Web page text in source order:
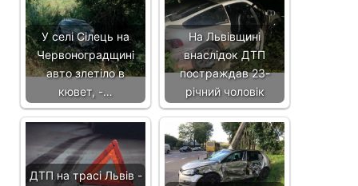
У селі Сілець на
Червоноградщині
авто злетіло в
кювет, -…
На Львівщині
внаслідок ДТП
постраждав 23-
річний чоловік
ДТП на трасі Львів -